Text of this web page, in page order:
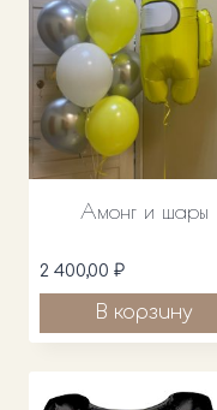
Амонг и шары
2 400,00 ₽
В корзину